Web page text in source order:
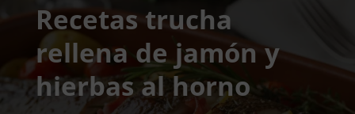
Recetas trucha
rellena de jamón y
hierbas al horno